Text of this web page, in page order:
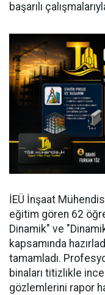
başarılı
İEÜ İnşaat
eğitim gören 62
Dinamik" ve
kapsamında
tamamladı.
binaları titizlikle
gözlemlerini rapor